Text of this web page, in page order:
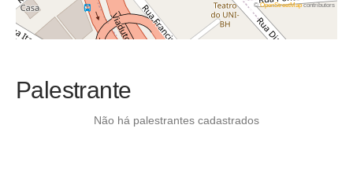
©OpenStreetMapcontributors
Palestrante
Não há palestrantes cadastrados